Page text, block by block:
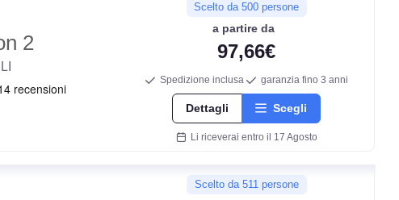
2
Scelto da 500 persone
a partire da
97,66€
Spedizione inclusa garanzia fino 3 anni
Dettagli Scegli
Li riceverai entro il 17 Agosto
Scelto da 511 persone